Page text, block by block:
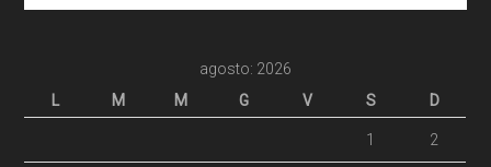
agosto: 2026
L
M M G V S D
1 2